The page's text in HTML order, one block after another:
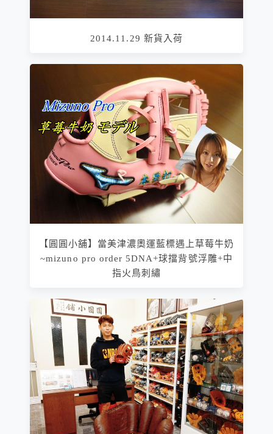
2014.11.29 新貨入荷
【圓圓小舖】當美津濃奧運藍標遇上草莓牛奶
~mizuno pro order 5DNA+球擋背號浮雕+中
指火鳥刺繡